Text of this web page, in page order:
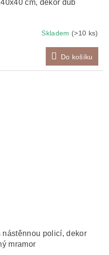
cm, dekor dub
Skladem (>10 ks)
Do košíku
policí, dekor
mramor